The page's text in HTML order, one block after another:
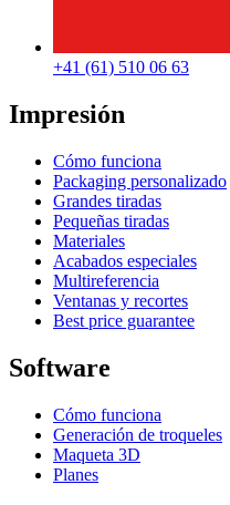
+41 (61) 510 06 63
Impresión
Cómo funciona
Packaging personalizado
Grandes tiradas
Pequeñas tiradas
Materiales
Acabados especiales
Multireferencia
Ventanas y recortes
Best price guarantee
Software
Cómo funciona
Generación de troqueles
Maqueta 3D
Planes